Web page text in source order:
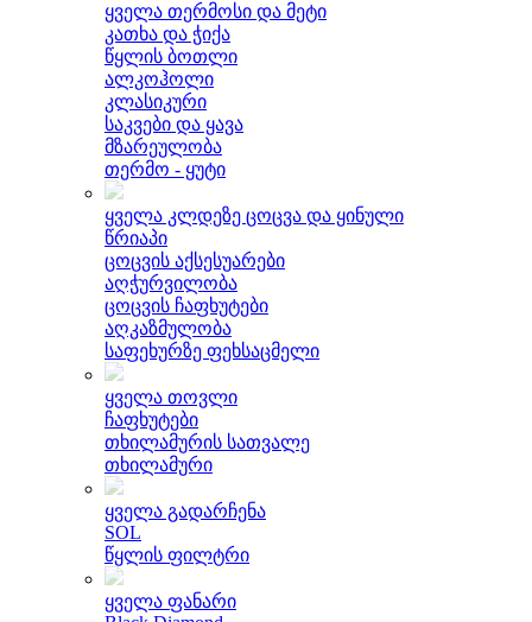
ყველა თერმოსი და მეტი
კათხა და ჭიქა
წყლის ბოთლი
ალკოჰოლი
კლასიკური
საკვები და ყავა
მზარეულობა
თერმო - ყუტი
ყველა კლდეზე ცოცვა და ყინული
წრიაპი
ცოცვის აქსესუარები
აღჭურვილობა
ცოცვის ჩაფხუტები
აღკაზმულობა
საფეხურზე ფეხსაცმელი
ყველა თოვლი
ჩაფხუტები
თხილამურის სათვალე
თხილამური
ყველა გადარჩენა
SOL
წყლის ფილტრი
ყველა ფანარი